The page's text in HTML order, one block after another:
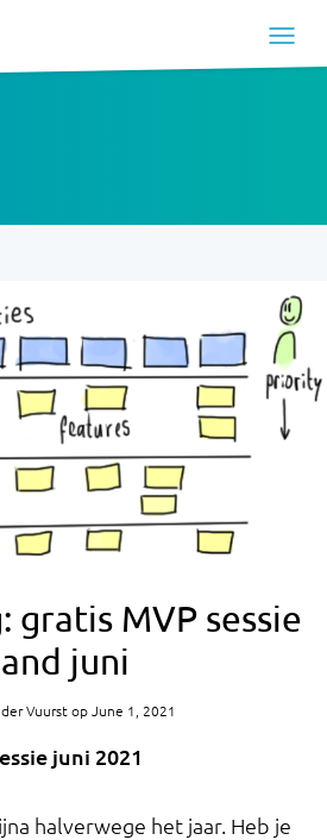
gratis MVP sessie
juni
Vuurst op June 1, 2021
juni 2021
halverwege het jaar. Heb je